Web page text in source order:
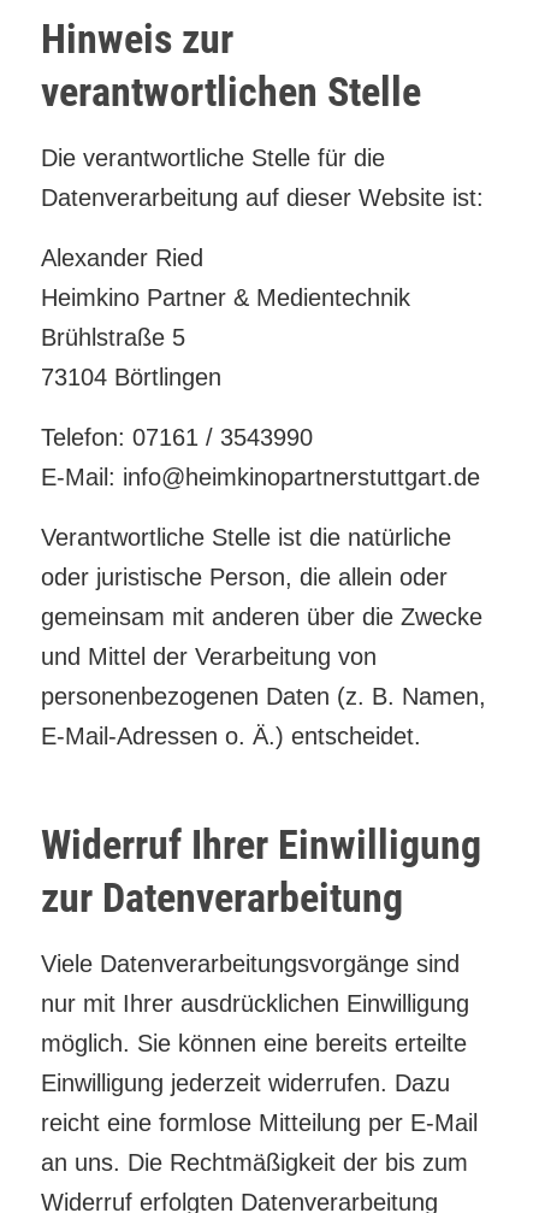
Hinweis zur
verantwortlichen Stelle
Die verantwortliche Stelle für die
Datenverarbeitung auf dieser Website ist:
Alexander Ried
Heimkino Partner & Medientechnik
Brühlstraße 5
73104 Börtlingen
Telefon: 07161 / 3543990
E-Mail: info@heimkinopartnerstuttgart.de
Verantwortliche Stelle ist die natürliche
oder juristische Person, die allein oder
gemeinsam mit anderen über die Zwecke
und Mittel der Verarbeitung von
personenbezogenen Daten (z. B. Namen,
E-Mail-Adressen o. Ä.) entscheidet.
Widerruf Ihrer Einwilligung
zur Datenverarbeitung
Viele Datenverarbeitungsvorgänge sind
nur mit Ihrer ausdrücklichen Einwilligung
möglich. Sie können eine bereits erteilte
Einwilligung jederzeit widerrufen. Dazu
reicht eine formlose Mitteilung per E-Mail
an uns. Die Rechtmäßigkeit der bis zum
Widerruf erfolgten Datenverarbeitung